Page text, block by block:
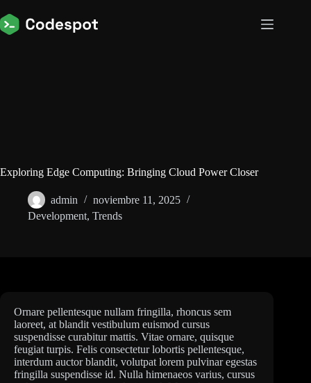
al
contenido
Exploring Edge Computing: Bringing Cloud Power Closer
admin
noviembre 11, 2025
Development, Trends
Ornare pellentesque nullam fringilla, rhoncus sem
laoreet, at blandit vestibulum euismod cursus
suspendisse curabitur mattis. Vitae ornare, quisque
feugiat turpis. Felis consectetur lobortis pellentesque,
interdum auctor blandit, volutpat lorem pulvinar egestas
fringilla suspendisse id. Nulla himenaeos varius, cursus